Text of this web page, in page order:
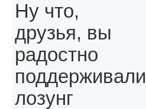
Ну что,
друзья, вы
радостно
поддерживали
лозунг